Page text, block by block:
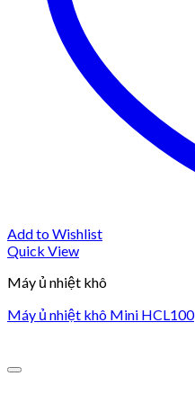
Add to Wishlist
Quick View
Máy ủ nhiệt khô
Máy ủ nhiệt khô Mini HCL100